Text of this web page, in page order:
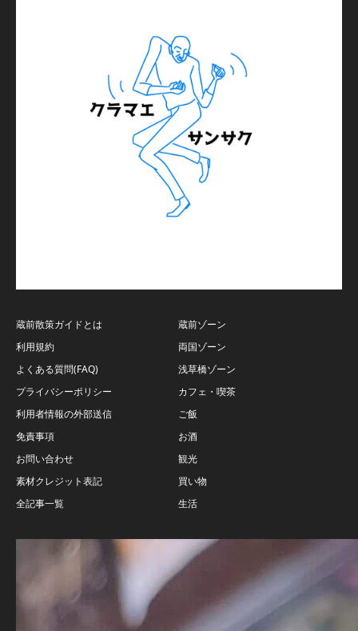
蔵前散策ガイドとは
利用規約
よくある質問(FAQ)
プライバシーポリシー
利用者情報の外部送信
免責事項
お問い合わせ
素材クレジット表記
全記事一覧
蔵前ゾーン
両国ゾーン
浅草橋ゾーン
カフェ・喫茶
ご飯
お酒
観光
買い物
生活